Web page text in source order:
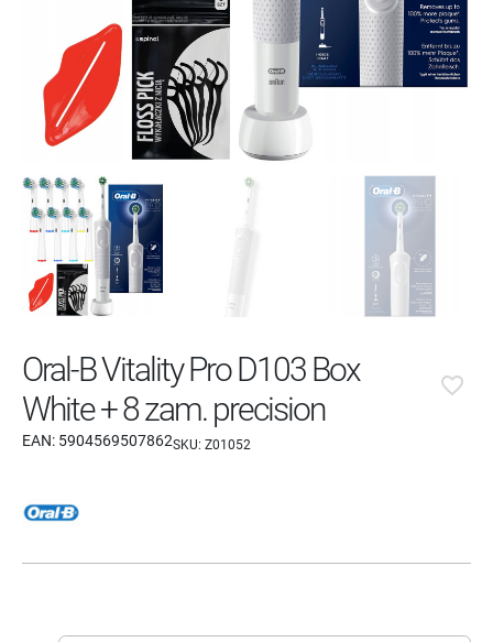
Oral-B Vitality Pro D103 Box
White + 8 zam. precision
EAN: 5904569507862SKU: Z01052
favorite_border